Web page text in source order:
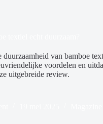
van bamboe
voordelen en
uitgebreide review.